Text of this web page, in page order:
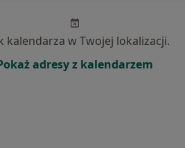
kalendarza w Twojej lokalizacji.
adresy z kalendarzem